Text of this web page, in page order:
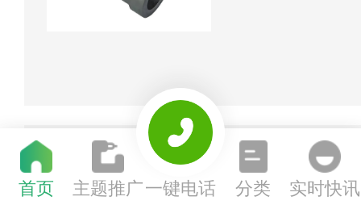
江苏盛泰
首页 主题推广一键电话 分类 实时快讯